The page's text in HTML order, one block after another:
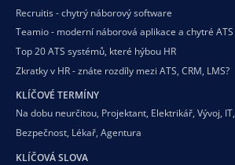
Recruitis - chytrý náborový software
Teamio - moderní náborová aplikace a chytré ATS
Top 20 ATS systémů, které hýbou HR
Zkratky v HR - znáte rozdíly mezi ATS, CRM, LMS?
KLÍČOVÉ TERMÍNY
Na dobu neurčitou, Projektant, Elektrikář, Vývoj, IT,
Bezpečnost, Lékař, Agentura
KLÍČOVÁ SLOVA